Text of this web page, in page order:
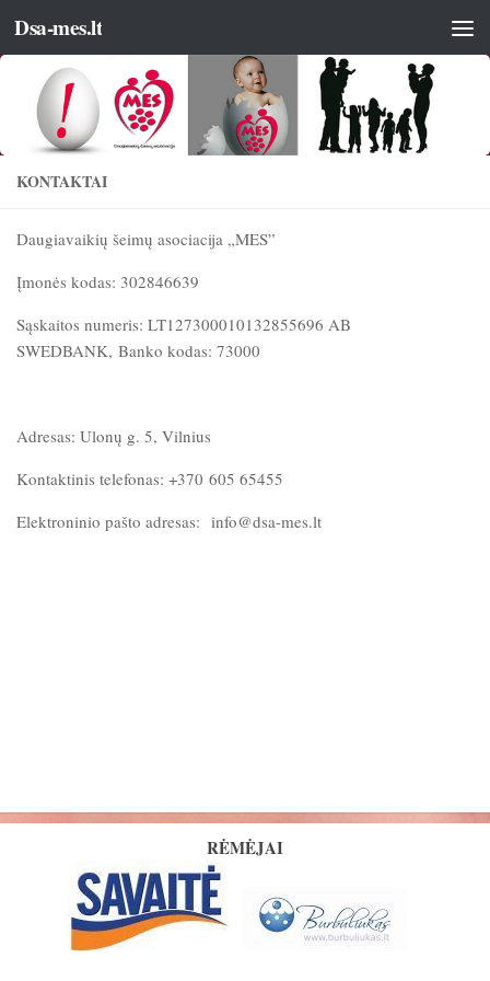
Dsa-mes.lt
KONTAKTAI
Daugiavaikių šeimų asociacija „MES”
Įmonės kodas: 302846639
Sąskaitos numeris: LT127300010132855696 AB
SWEDBANK, Banko kodas: 73000
Adresas: Ulonų g. 5, Vilnius
Kontaktinis telefonas: +370 605 65455
Elektroninio pašto adresas: info@dsa-mes.lt
RĖMĖJAI